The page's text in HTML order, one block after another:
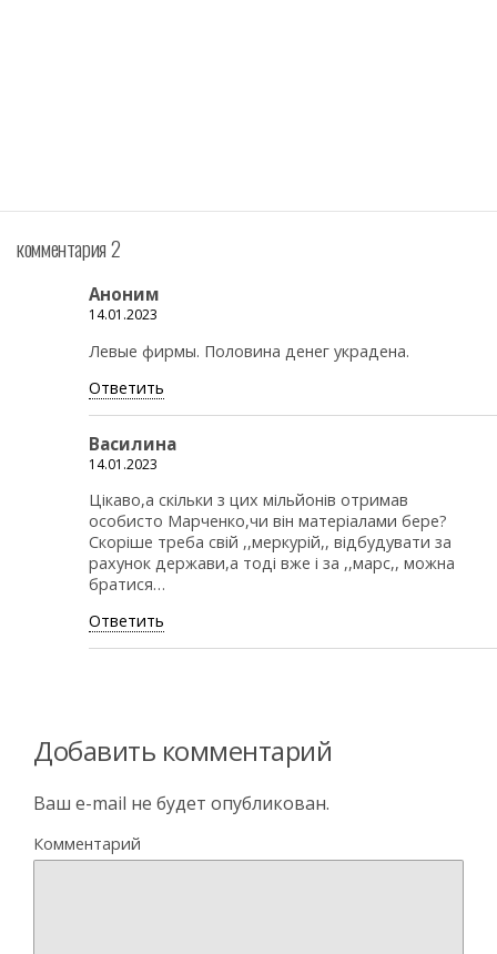
комментария 2
Аноним
14.01.2023
Левые фирмы. Половина денег украдена.
Ответить
Василина
14.01.2023
Цікаво,а скільки з цих мільйонів отримав
особисто Марченко,чи він матеріалами бере?
Скоріше треба свій ,,меркурій,, відбудувати за
рахунок держави,а тоді вже і за ,,марс,, можна
братися…
Ответить
Добавить комментарий
Ваш e-mail не будет опубликован.
Комментарий